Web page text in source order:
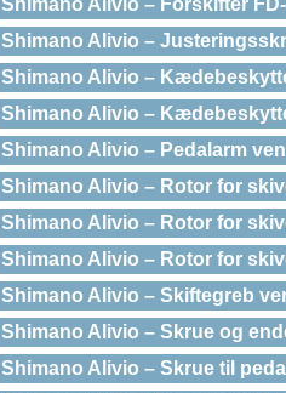
Shimano Alivio – Forskifter
Shimano Alivio –
Shimano Alivio –
Shimano Alivio –
Shimano Alivio – Pedalarm
Shimano Alivio – Rotor for
Shimano Alivio – Rotor for
Shimano Alivio – Rotor for
Shimano Alivio – Skiftegreb
Shimano Alivio – Skrue og
Shimano Alivio – Skrue til